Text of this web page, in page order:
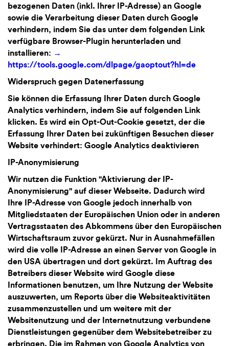
bezogenen Daten (inkl. Ihrer IP-Adresse) an Google
sowie die Verarbeitung dieser Daten durch Google
verhindern, indem Sie das unter dem folgenden Link
verfügbare Browser-Plugin herunterladen und
installieren:
https://tools.google.com/dlpage/gaoptout?hl=de
Widerspruch gegen Datenerfassung
Sie können die Erfassung Ihrer Daten durch Google
Analytics verhindern, indem Sie auf folgenden Link
klicken. Es wird ein Opt-Out-Cookie gesetzt, der die
Erfassung Ihrer Daten bei zukünftigen Besuchen dieser
Website verhindert: Google Analytics deaktivieren
IP-Anonymisierung
Wir nutzen die Funktion "Aktivierung der IP-
Anonymisierung" auf dieser Webseite. Dadurch wird
Ihre IP-Adresse von Google jedoch innerhalb von
Mitgliedstaaten der Europäischen Union oder in anderen
Vertragsstaaten des Abkommens über den Europäischen
Wirtschaftsraum zuvor gekürzt. Nur in Ausnahmefällen
wird die volle IP-Adresse an einen Server von Google in
den USA übertragen und dort gekürzt. Im Auftrag des
Betreibers dieser Website wird Google diese
Informationen benutzen, um Ihre Nutzung der Website
auszuwerten, um Reports über die Websiteaktivitäten
zusammenzustellen und um weitere mit der
Websitenutzung und der Internetnutzung verbundene
Dienstleistungen gegenüber dem Websitebetreiber zu
erbringen. Die im Rahmen von Google Analytics von